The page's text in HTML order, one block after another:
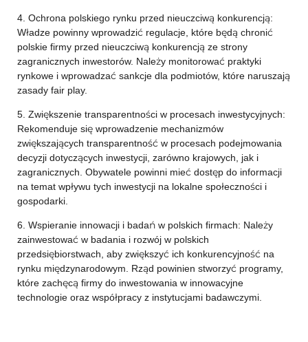
4. Ochrona polskiego rynku przed nieuczciwą konkurencją:
Władze powinny wprowadzić regulacje, które będą chronić
polskie firmy przed nieuczciwą konkurencją ze strony
zagranicznych inwestorów. Należy monitorować praktyki
rynkowe i wprowadzać sankcje dla podmiotów, które naruszają
zasady fair play.
5. Zwiększenie transparentności w procesach inwestycyjnych:
Rekomenduje się wprowadzenie mechanizmów
zwiększających transparentność w procesach podejmowania
decyzji dotyczących inwestycji, zarówno krajowych, jak i
zagranicznych. Obywatele powinni mieć dostęp do informacji
na temat wpływu tych inwestycji na lokalne społeczności i
gospodarki.
6. Wspieranie innowacji i badań w polskich firmach: Należy
zainwestować w badania i rozwój w polskich
przedsiębiorstwach, aby zwiększyć ich konkurencyjność na
rynku międzynarodowym. Rząd powinien stworzyć programy,
które zachęcą firmy do inwestowania w innowacyjne
technologie oraz współpracy z instytucjami badawczymi.